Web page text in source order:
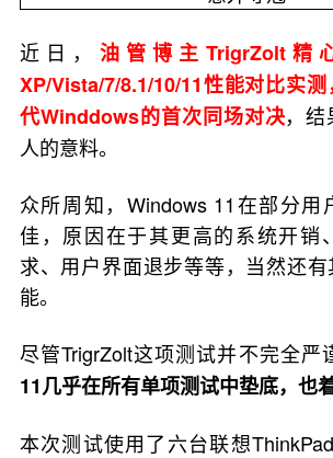
近日， 油管博主TrigrZolt精
XP/Vista/7/8.1/10/11性能对比实
代Winddows的首次同场对决，
人的意料。
众所周知，Windows 11在部分用
佳，原因在于其更高的系统开销
求、用户界面退步等等，当然还
能。
尽管TrigrZolt这项测试并不完全严
11几乎在所有单项测试中垫底，也
本次测试使用了六台联想